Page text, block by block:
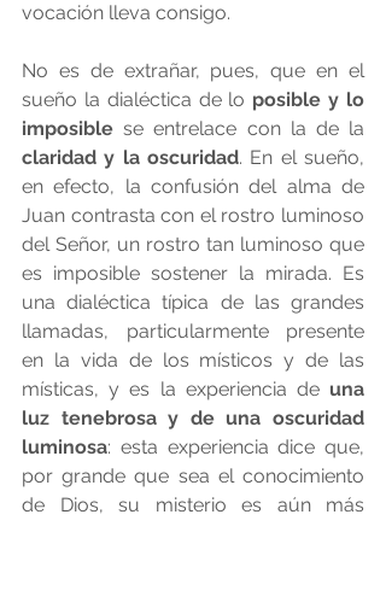
vocación lleva consigo.
No es de extrañar, pues, que en el
sueño la dialéctica de lo posible y lo
imposible
claridad y la oscuridad. En el sueño,
en efecto, la confusión del alma de
Juan contrasta con el rostro luminoso
del Señor, un rostro tan luminoso que
es imposible sostener la mirada. Es
una dialéctica típica de las grandes
llamadas, particularmente presente
en la vida de los místicos y de las
místicas, y es la experiencia de una
luz tenebrosa y de una oscuridad
luminosa: esta experiencia dice que,
por grande que sea el conocimiento
de Dios, su misterio es aún más